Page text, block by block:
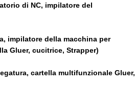
di NC, impilatore del
impilatore della macchina per
Gluer, cucitrice, Strapper)
cartella multifunzionale Gluer,